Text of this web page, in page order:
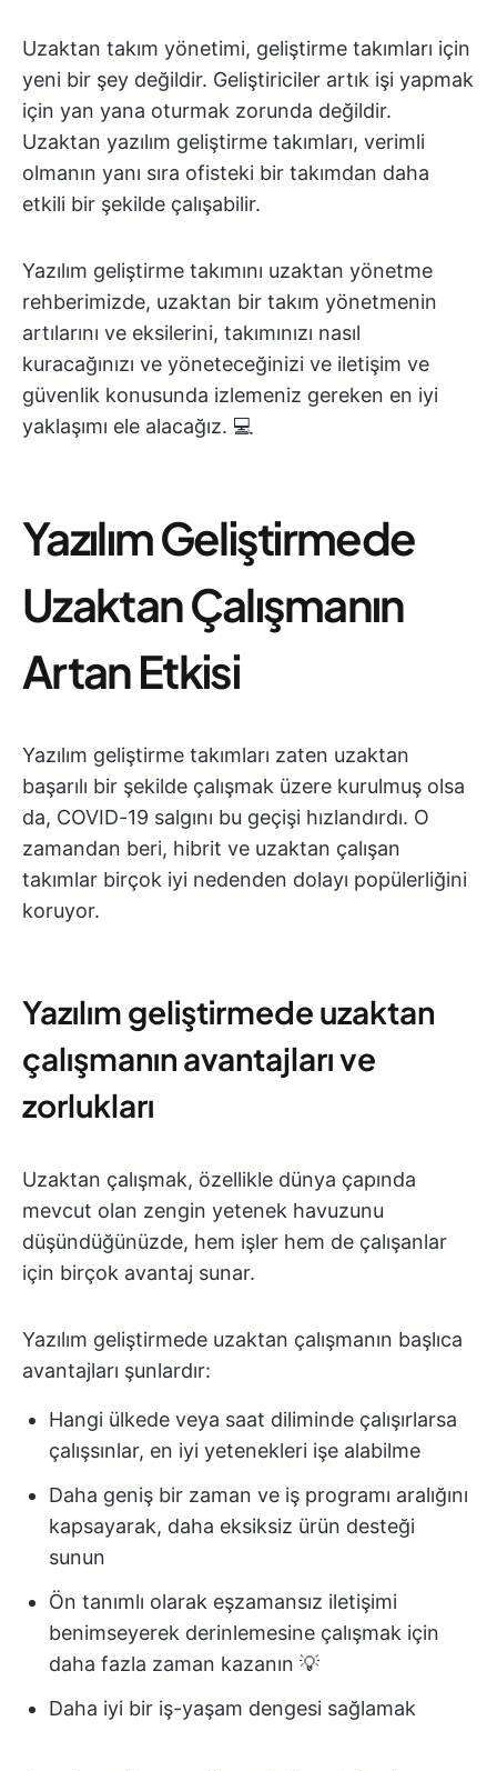
Uzaktan takım yönetimi, geliştirme takımları için
yeni bir şey değildir. Geliştiriciler artık işi yapmak
için yan yana oturmak zorunda değildir.
Uzaktan yazılım geliştirme takımları, verimli
olmanın yanı sıra ofisteki bir takımdan daha
etkili bir şekilde çalışabilir.
Yazılım geliştirme takımını uzaktan yönetme
rehberimizde, uzaktan bir takım yönetmenin
artılarını ve eksilerini, takımınızı nasıl
kuracağınızı ve yöneteceğinizi ve iletişim ve
güvenlik konusunda izlemeniz gereken en iyi
yaklaşımı ele alacağız. 💻
Yazılım Geliştirmede
Uzaktan Çalışmanın
Artan Etkisi
Yazılım geliştirme takımları zaten uzaktan
başarılı bir şekilde çalışmak üzere kurulmuş olsa
da, COVID-19 salgını bu geçişi hızlandırdı. O
zamandan beri, hibrit ve uzaktan çalışan
takımlar birçok iyi nedenden dolayı popülerliğini
koruyor.
Yazılım geliştirmede uzaktan
çalışmanın avantajları ve
zorlukları
Uzaktan çalışmak, özellikle dünya çapında
mevcut olan zengin yetenek havuzunu
düşündüğünüzde, hem işler hem de çalışanlar
için birçok avantaj sunar.
Yazılım geliştirmede uzaktan çalışmanın başlıca
avantajları şunlardır:
Hangi ülkede veya saat diliminde çalışırlarsa
çalışsınlar, en iyi yetenekleri işe alabilme
Daha geniş bir zaman ve iş programı aralığını
kapsayarak, daha eksiksiz ürün desteği
sunun
Ön tanımlı olarak eşzamansız iletişimi
benimseyerek derinlemesine çalışmak için
daha fazla zaman kazanın 💡
Daha iyi bir iş-yaşam dengesi sağlamak